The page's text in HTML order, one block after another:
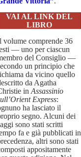
VAI AL LINK DEL
LIBRO
volume comprende 36
— uno per ciascun
del Consiglio —
un principio che
da vicino quello
da Agatha
in Assassinio
Express:
ha lasciato il
segno. Alcuni dei
sono stati scritti
fa e già pubblicati in
altri sono stati
appositamente